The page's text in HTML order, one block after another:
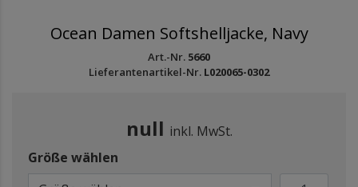
Ocean Damen Softshelljacke, Navy
Art.-Nr. 5660
Lieferantenartikel-Nr. L020065-0302
null inkl. MwSt.
Größe wählen